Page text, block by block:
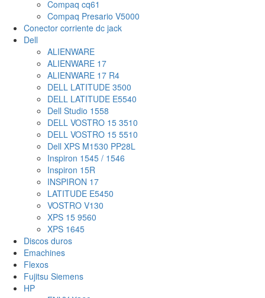
Compaq cq61
Compaq Presario V5000
Conector corriente dc jack
Dell
ALIENWARE
ALIENWARE 17
ALIENWARE 17 R4
DELL LATITUDE 3500
DELL LATITUDE E5540
Dell Studio 1558
DELL VOSTRO 15 3510
DELL VOSTRO 15 5510
Dell XPS M1530 PP28L
Inspiron 1545 / 1546
Inspiron 15R
INSPIRON 17
LATITUDE E5450
VOSTRO V130
XPS 15 9560
XPS 1645
Discos duros
Emachines
Flexos
Fujitsu Siemens
HP